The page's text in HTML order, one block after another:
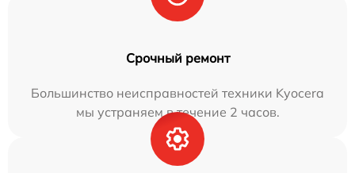
Срочный ремонт
Большинство неисправностей техники Kyocera
мы устраняем в течение 2 часов.